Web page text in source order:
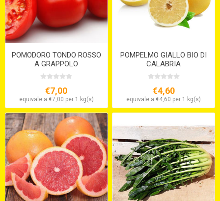
POMODORO TONDO ROSSO
A GRAPPOLO
€7,00
equivale a €7,00 per 1 kg(s)
POMPELMO GIALLO BIO DI
CALABRIA
€4,60
equivale a €4,60 per 1 kg(s)